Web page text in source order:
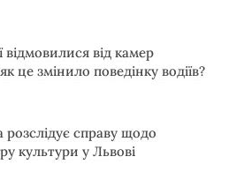
відмовилися від камер
це змінило поведінку водіїв?
справу щодо
культури у Львові